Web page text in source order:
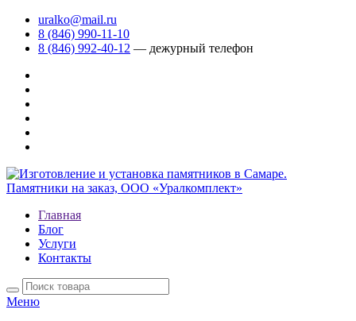
uralko@mail.ru
8 (846) 990-11-10
8 (846) 992-40-12 — дежурный телефон
Главная
Блог
Услуги
Контакты
Меню